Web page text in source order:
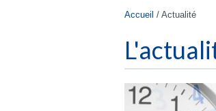
Vous êtes ici
Accueil / Actualité